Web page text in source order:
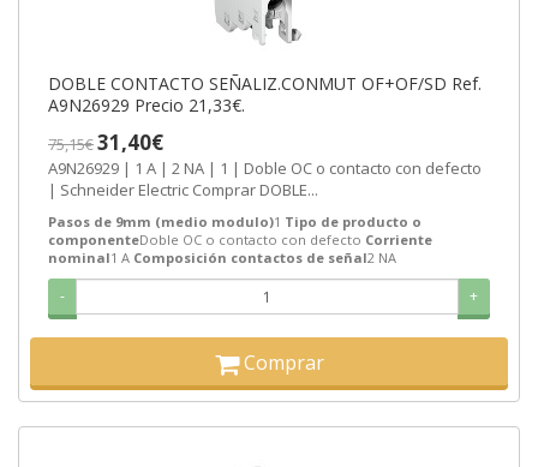
DOBLE CONTACTO SEÑALIZ.CONMUT OF+OF/SD Ref.
A9N26929 Precio 21,33€.
75,15€31,40€
A9N26929 | 1 A | 2 NA | 1 | Doble OC o contacto con defecto
| Schneider Electric Comprar DOBLE...
Pasos de 9mm (medio modulo)1 Tipo de producto o
componenteDoble OC o contacto con defecto Corriente
nominal1 A Composición contactos de señal2 NA
- +
Comprar